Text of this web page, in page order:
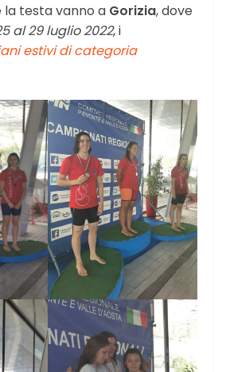
la testa vanno a Gorizia, dove
al 29 luglio 2022, i
estivi di categoria